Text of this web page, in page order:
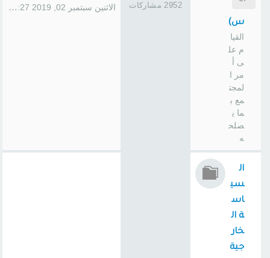
س)
القيا
م عل
ى أ
مر ا
لمجت
مع ب
ما ي
صلح
ه
2952 مشاركات
الاثنين سبتمبر 02, 2019 1:27 pm
ال
سي
اس
ة ال
خار
جية